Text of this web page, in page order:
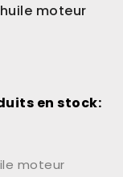
moteur
en stock:
moteur